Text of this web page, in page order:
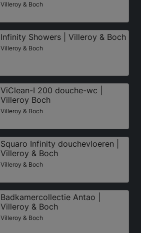
Villeroy & Boch
Infinity Showers | Villeroy & Boch
Villeroy & Boch
ViClean-I 200 douche-wc |
Villeroy Boch
Villeroy & Boch
Squaro Infinity douchevloeren |
Villeroy & Boch
Villeroy & Boch
Badkamercollectie Antao |
Villeroy & Boch
Villeroy & Boch